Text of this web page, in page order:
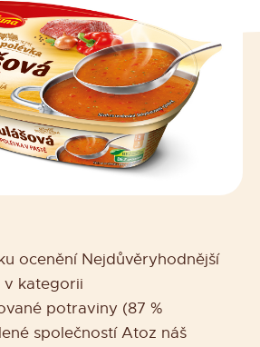
ocenění Nejdůvěryhodnější
v kategorii
potraviny (87 %
společností Atoz náš